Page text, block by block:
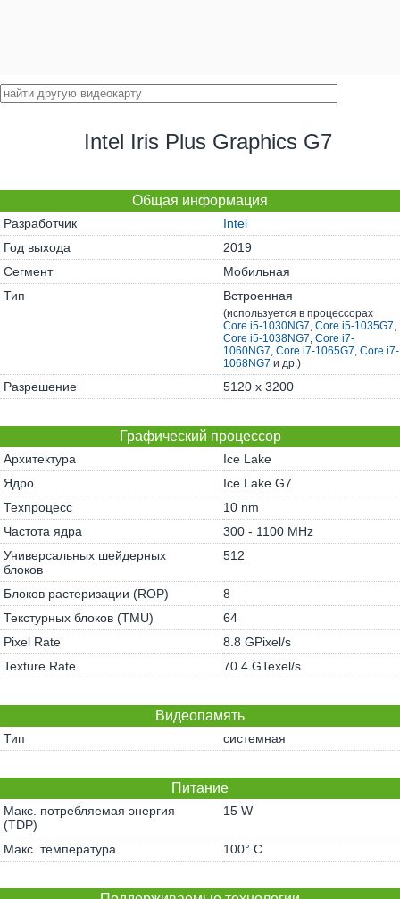
Intel Iris Plus Graphics G7
Общая информация
Разработчик
Intel
Год выхода
2019
Сегмент
Мобильная
Тип
Встроенная
(используется в процессорах
Core i5-1030NG7, Core i5-1035G7,
Core i5-1038NG7, Core i7-
1060NG7, Core i7-1065G7, Core i7-
1068NG7 и др.)
Разрешение 5120 x 3200
Графический процессор
Архитектура
Ice Lake
Ядро
Ice Lake G7
Техпроцесс
10 nm
Частота ядра
300 - 1100 MHz
Универсальных шейдерных
блоков
512
Блоков растеризации (ROP)
8
Текстурных блоков (TMU)
64
Pixel Rate
8.8 GPixel/s
Texture Rate
70.4 GTexel/s
Видеопамять
Тип системная
Питание
Макс. потребляемая энергия
(TDP)
15 W
Макс. температура 100° C